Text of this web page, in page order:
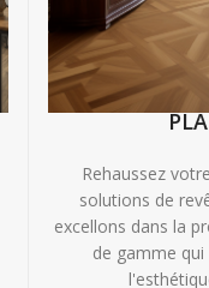
Rehaussez
solutions de
excellons dans la
de gamme